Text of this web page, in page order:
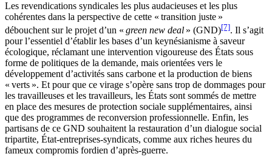
Les revendications syndicales les plus audacieuses et les plus
cohérentes dans la perspective de cette « transition juste »
débouchent sur le projet d’un « green new deal » (GND)[7]. Il s’agit
pour l’essentiel d’établir les bases d’un keynésianisme à saveur
écologique, réclamant une intervention vigoureuse des États sous
forme de politiques de la demande, mais orientées vers le
développement d’activités sans carbone et la production de biens
« verts ». Et pour que ce virage s’opère sans trop de dommages pour
les travailleuses et les travailleurs, les États sont sommés de mettre
en place des mesures de protection sociale supplémentaires, ainsi
que des programmes de reconversion professionnelle. Enfin, les
partisans de ce GND souhaitent la restauration d’un dialogue social
tripartite, État-entreprises-syndicats, comme aux riches heures du
fameux compromis fordien d’après-guerre.